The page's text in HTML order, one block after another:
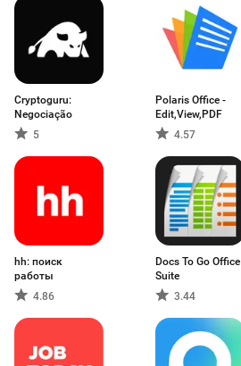
Cryptoguru:
Negociação
5
Polaris Office -
Edit,View,PDF
4.57
hh: поиск
работы
4.86
Docs To Go Office
Suite
3.44